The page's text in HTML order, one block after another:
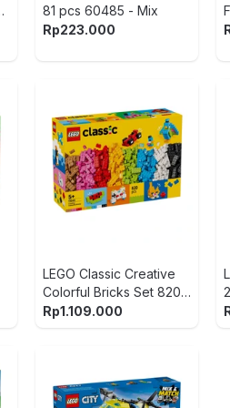
81 pcs 60485 - Mix
Rp223.000
LEGO Classic Creative
Colorful Bricks Set 820
pcs 11045 - Mix
Rp1.109.000